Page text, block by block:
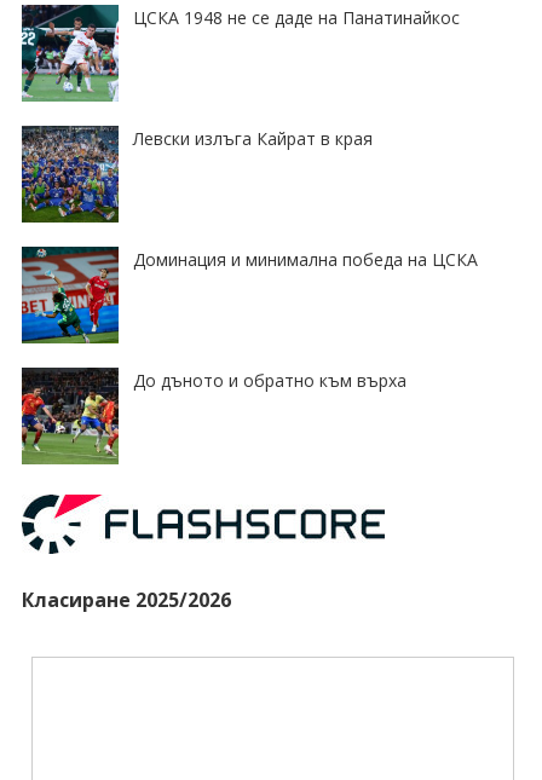
ЦСКА 1948 не се даде на Панатинайкос
Левски излъга Кайрат в края
Доминация и минимална победа на ЦСКА
До дъното и обратно към върха
Класиране 2025/2026